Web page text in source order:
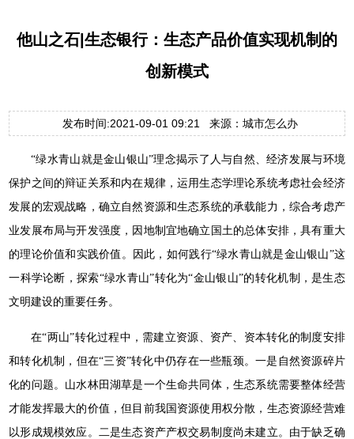
他山之石|生态银行：生态产品价值实现机制的
创新模式
发布时间:2021-09-01 09:21 来源：城市怎么办
“绿水青山就是金山银山”理念揭示了人与自然、经济发展与环境
保护之间的辩证关系和内在规律，运用生态学理论系统考虑社会经济
发展的宏观战略，确立自然资源和生态系统的承载能力，综合考虑产
业发展布局与开发强度，因地制宜地确立国土的总体安排，具有重大
的理论价值和实践价值。因此，如何践行“绿水青山就是金山银山”这
一科学论断，探索“绿水青山”转化为“金山银山”的转化机制，是生态
文明建设的重要任务。
在“两山”转化过程中，需建立资源、资产、资本转化的制度安排
和转化机制，但在“三资”转化中仍存在一些瓶颈。一是自然资源碎片
化的问题。山水林田湖草是一个生命共同体，生态系统需要整体经营
才能发挥最大的价值，但目前我国资源使用权分散，生态资源经营难
以形成规模效应。二是生态资产产权交易制度尚未建立。由于缺乏确